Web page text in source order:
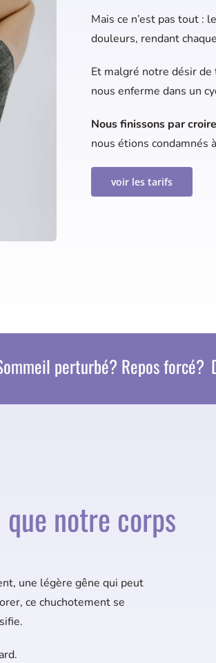
Mais ce n’est pas tout :
douleurs, rendant
Et malgré notre désir
nous enferme dans un
Nous finissons par
nous étions condamnés
voir les tarifs
Repos forcé? Douleurs
notre corps
une légère gêne qui peut
ce chuchotement se